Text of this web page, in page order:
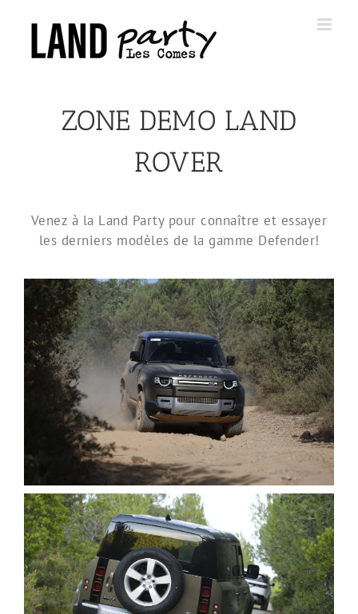
content
ZONE DEMO LAND
ROVER
Venez à la Land Party pour connaître et essayer
les derniers modèles de la gamme Defender!